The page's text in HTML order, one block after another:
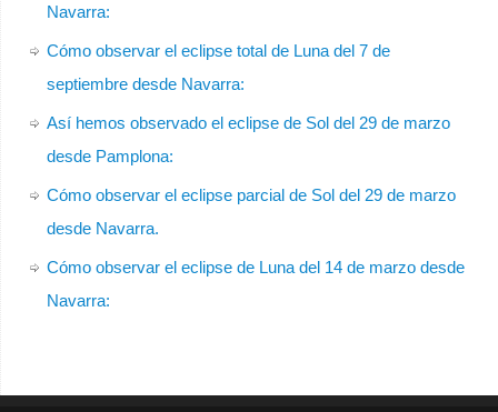
Navarra:
Cómo observar el eclipse total de Luna del 7 de
septiembre desde Navarra:
Así hemos observado el eclipse de Sol del 29 de marzo
desde Pamplona:
Cómo observar el eclipse parcial de Sol del 29 de marzo
desde Navarra.
Cómo observar el eclipse de Luna del 14 de marzo desde
Navarra: